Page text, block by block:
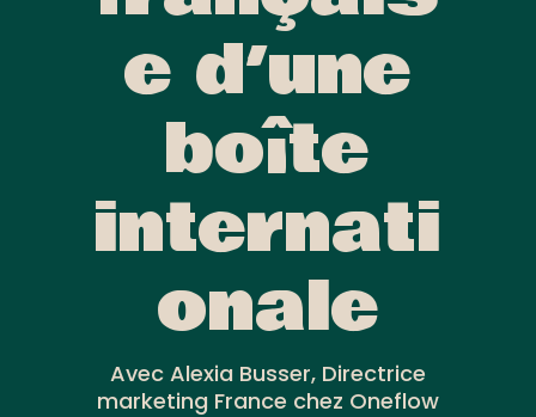
e d’une
boîte
internati
onale
Avec Alexia Busser, Directrice
marketing France chez Oneflow